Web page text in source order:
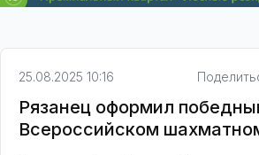
25.08.2025 10:16
Рязанец оформил
Всероссийском